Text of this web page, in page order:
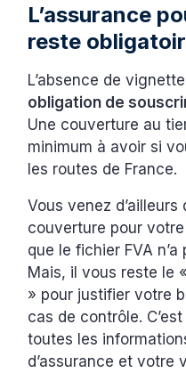
L’assurance
reste
L’absence de
obligation de
Une couverture au
minimum à avoir si
les routes de France.
Vous venez
couverture pour
que le fichier FVA
Mais, il vous reste le «
» pour justifier votre
cas de contrôle.
toutes les
d’assurance et votre